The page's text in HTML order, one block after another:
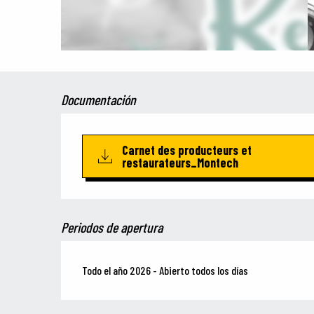
Documentación
Carnet des producteurs et
restaurateurs_Montech
Periodos de apertura
Todo el año 2026 - Abierto todos los días